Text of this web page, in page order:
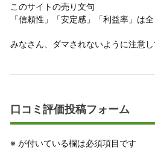
このサイトの売り文句
「信頼性」「安定感」「利益率」は
みなさん、ダマされないように注意し
口コミ評価投稿フォーム
※ が付いている欄は必須項目です